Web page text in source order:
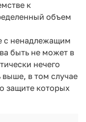
к
объем
с ненадлежащим
быть не может в
нечего
выше, в том случае
защите которых